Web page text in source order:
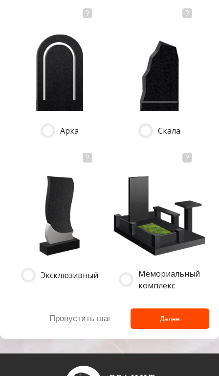
Арка Скала
Эксклюзивный
Мемориальный
комплекс
Далее
Пропустить шаг